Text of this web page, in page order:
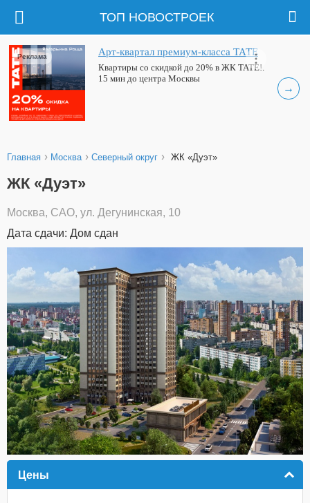
ТОП НОВОСТРОЕК
→
Арт-квартал премиум-класса ТАТЕ
Квартиры со скидкой до 20% в ЖК ТАТЕ!.
15 мин до центра Москвы
Реклама
Главная › Москва › Северный округ › ЖК «Дуэт»
ЖК «Дуэт»
Москва, САО, ул. Дегунинская, 10
Дата сдачи: Дом сдан
Цены